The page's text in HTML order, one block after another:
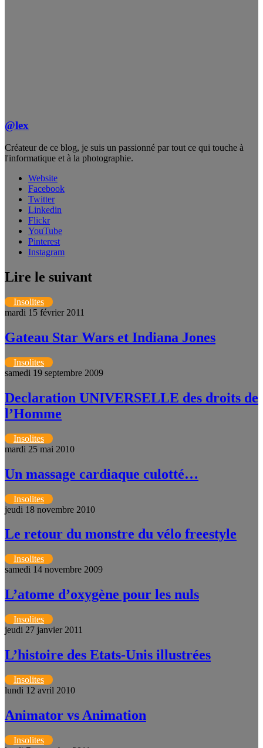
@lex
Créateur de ce blog, je suis un passionné par tout ce qui touche à
l'informatique et à la photographie.
Website
Facebook
Twitter
Linkedin
Flickr
YouTube
Pinterest
Instagram
Lire le suivant
Insolites
mardi 15 février 2011
Gateau Star Wars et Indiana Jones
Insolites
samedi 19 septembre 2009
Declaration UNIVERSELLE des droits de
l’Homme
Insolites
mardi 25 mai 2010
Un massage cardiaque culotté…
Insolites
jeudi 18 novembre 2010
Le retour du monstre du vélo freestyle
Insolites
samedi 14 novembre 2009
L’atome d’oxygène pour les nuls
Insolites
jeudi 27 janvier 2011
L’histoire des Etats-Unis illustrées
Insolites
lundi 12 avril 2010
Animator vs Animation
Insolites